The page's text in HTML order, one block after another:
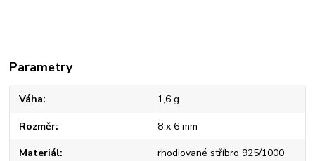
Parametry
Váha 1,6 g
Rozměr 8 x 6 mm
Materiál rhodiované stříbro 925/1000